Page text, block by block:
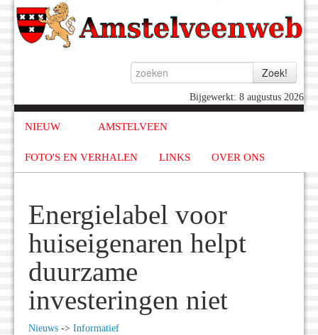
Bijgewerkt: 8 augustus 2026
NIEUW AMSTELVEEN
FOTO'S EN VERHALEN LINKS OVER ONS
Energielabel voor
huiseigenaren helpt
duurzame
investeringen niet
Nieuws -> Informatief